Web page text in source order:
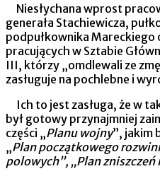
Niesłychana wprost
generała Sta­chiewicza,
podpułkownika
pracujących w Sztabie
III, którzy „omdlewali ze
zasługuje na pochlebne i
Ich to jest zasługa, że w
był gotowy przynajmniej
czę­ści „Planu wojny”, jakim
„Plan początkowego
polowych”, „Plan